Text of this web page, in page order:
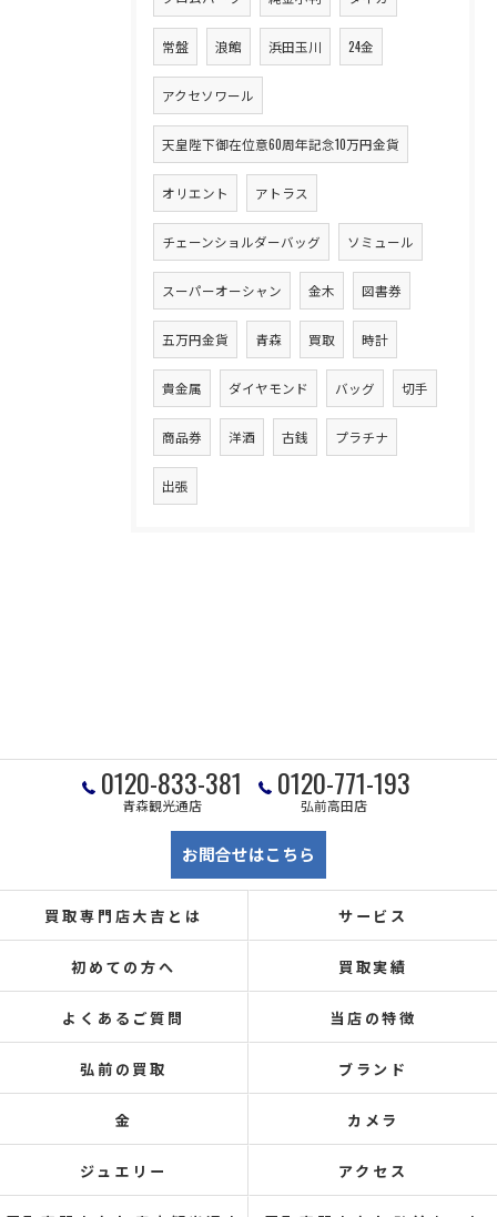
常盤 浪館 浜田玉川 24金
アクセソワール
天皇陛下御在位意60周年記念10万円金貨
オリエント アトラス
チェーンショルダーバッグ ソミュール
スーパーオーシャン 金木 図書券
五万円金貨 青森 買取 時計
貴金属 ダイヤモンド バッグ 切手
商品券 洋酒 古銭 プラチナ
出張
0120-833-381
青森観光通店
0120-771-193
弘前高田店
お問合せはこちら
買取専門店大吉とは サービス
初めての方へ 買取実績
よくあるご質問 当店の特徴
弘前の買取 ブランド
金 カメラ
ジュエリー アクセス